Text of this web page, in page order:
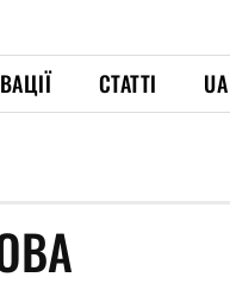
СТАТТІ UA